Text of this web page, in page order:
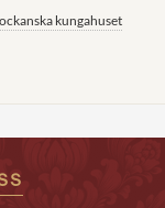
kungahuset